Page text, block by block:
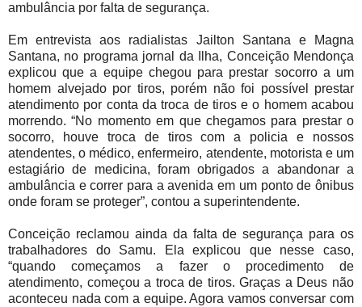
ambulância por falta de segurança.
Em entrevista aos radialistas Jailton Santana e Magna
Santana, no programa jornal da Ilha, Conceição Mendonça
explicou que a equipe chegou para prestar socorro a um
homem alvejado por tiros, porém não foi possível prestar
atendimento por conta da troca de tiros e o homem acabou
morrendo. “No momento em que chegamos para prestar o
socorro, houve troca de tiros com a policia e nossos
atendentes, o médico, enfermeiro, atendente, motorista e um
estagiário de medicina, foram obrigados a abandonar a
ambulância e correr para a avenida em um ponto de ônibus
onde foram se proteger”, contou a superintendente.
Conceição reclamou ainda da falta de segurança para os
trabalhadores do Samu. Ela explicou que nesse caso,
“quando começamos a fazer o procedimento de
atendimento, começou a troca de tiros. Graças a Deus não
aconteceu nada com a equipe. Agora vamos conversar com